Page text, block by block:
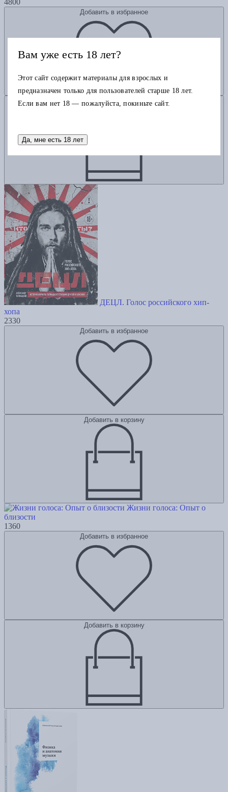
4800
Добавить в избранное
Добавить в корзину
ДЕЦЛ. Голос российского хип-
хопа
2330
Добавить в избранное
Добавить в корзину
Жизни голоса: Опыт о
близости
1360
Добавить в избранное
Добавить в корзину
Вам уже есть 18 лет?
Этот сайт содержит материалы для взрослых и
предназначен только для пользователей старше 18 лет.
Если вам нет 18 — пожалуйста, покиньте сайт.
Да, мне есть 18 лет